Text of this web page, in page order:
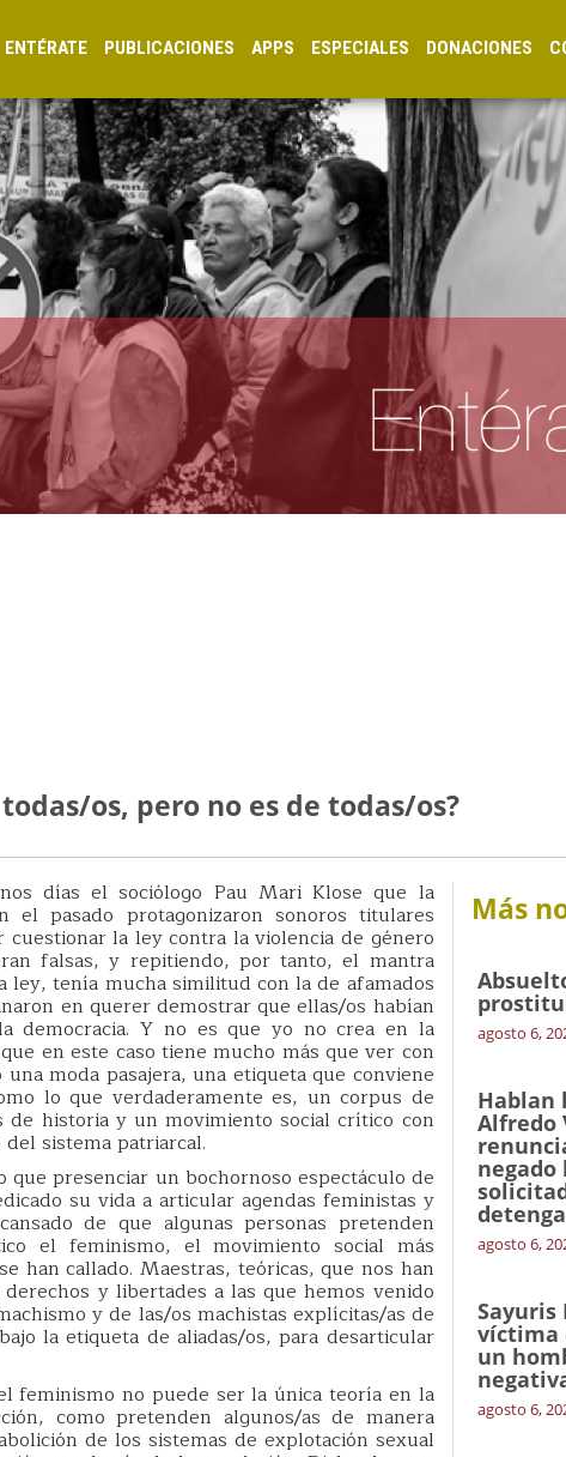
ENTÉRATE PUBLICACIONES APPS ESPECIALES DONACIONES
os, pero no es de todas/os?
días el sociólogo Pau Mari Klose que la
el pasado protagonizaron sonoros titulares
la ley contra la violencia de género
falsas, y repitiendo, por tanto, el mantra
ley, tenía mucha similitud con la de afamados
en querer demostrar que ellas/os habían
democracia. Y no es que yo no crea en la
en este caso tiene mucho más que ver con
moda pasajera, una etiqueta que conviene
lo que verdaderamente es, un corpus de
historia y un movimiento social crítico con
sistema patriarcal.
presenciar un bochornoso espectáculo de
su vida a articular agendas feministas y
de que algunas personas pretenden
el feminismo, el movimiento social más
han callado. Maestras, teóricas, que nos han
y libertades a las que hemos venido
y de las/os machistas explícitas/as de
la etiqueta de aliadas/os, para desarticular
feminismo no puede ser la única teoría en la
como pretenden algunos/as de manera
de los sistemas de explotación sexual
Más
agosto 6,
Hablan
Alfredo
negado
agosto 6,
Sayuris
víctima
un
agosto 6,